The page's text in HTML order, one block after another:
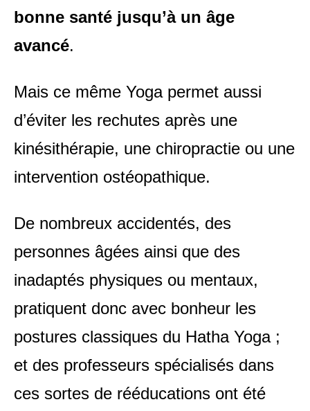
bonne santé jusqu’à un âge
avancé.
Mais ce même Yoga permet aussi
d’éviter les rechutes après une
kinésithérapie, une chiropractie ou une
intervention ostéopathique.
De nombreux accidentés, des
personnes âgées ainsi que des
inadaptés physiques ou mentaux,
pratiquent donc avec bonheur les
postures classiques du Hatha Yoga ;
et des professeurs spécialisés dans
ces sortes de rééducations ont été